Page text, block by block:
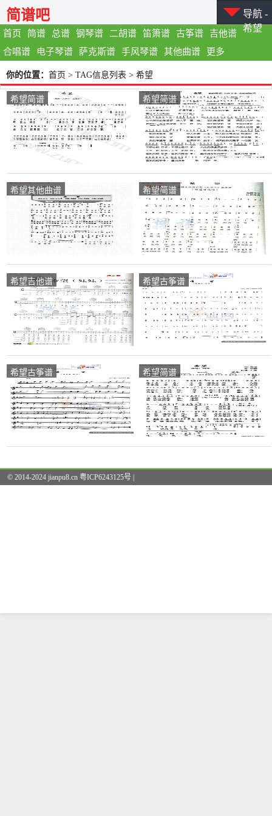
首页 简谱 总谱 钢琴谱 二胡谱 笛箫谱 古筝谱
吉他谱
合唱谱
电子琴谱 萨克斯谱 手风琴谱 其他曲谱 更多
简谱吧
导航 -
希望
你的位置： 首页 > TAG信息列表 > 希望
希望简谱 希望简谱
希望其他曲谱 希望简谱
希望吉他谱 希望古筝谱
希望古筝谱 希望简谱
© 2014-2024 jianpu8.cn 粤ICP6243125号 |